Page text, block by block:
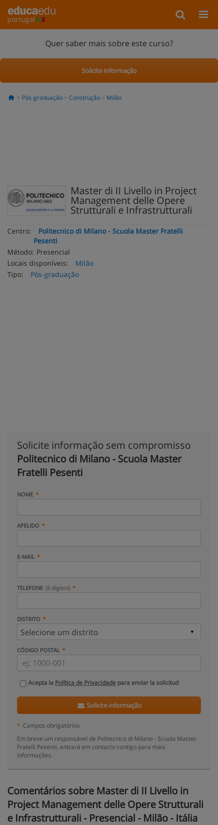
portugal
Quer saber mais sobre este curso?
Solicite informação
Pós-graduação Construção Milão
Master di II Livello in Project
Management delle Opere
Strutturali e Infrastrutturali
Centro:
Politecnico di Milano - Scuola Master Fratelli
Pesenti
Método: Presencial
Locais disponíveis:
Milão
Tipo:
Pós-graduação
Solicite informação sem compromisso
Politecnico di Milano - Scuola Master
Fratelli Pesenti
NOME
APELIDO
E-MAIL
TELEFONE (9 dígitos)
DISTRITO
CÓDIGO POSTAL
Acepta la Política de Privacidade para enviar la solicitud
Solicite informação
* Campos obrigatórios
Em breve um responsável de Politecnico di Milano - Scuola Master
Fratelli Pesenti, entrará em contacto contigo para mais
informações.
Comentários sobre Master di II Livello in
Project Management delle Opere Strutturali
e Infrastrutturali - Presencial - Milão - Itália